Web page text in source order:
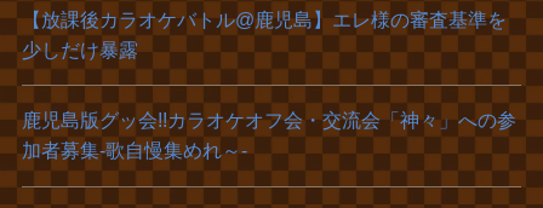
【放課後カラオケバトル@鹿児島】エレ様の審査基準を
少しだけ暴露
鹿児島版グッ会!!カラオケオフ会・交流会「神々」への参
加者募集‐歌自慢集めれ～‐